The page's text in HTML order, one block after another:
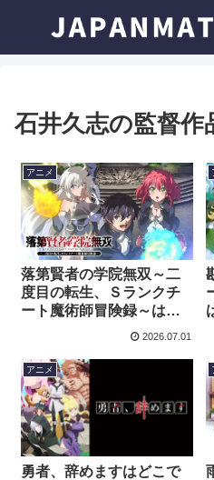
石井久志の監督作
アニメ
落第賢者の学院無双～二
度目の転生、Ｓランクチ
ート魔術師冒険録～はど
こで見れる？今すぐ視聴
を紹介！
2026.07.01
アニメ
勇者、辞めますはどこで